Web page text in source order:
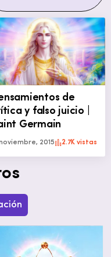
de
y falso juicio |
Germain
2015 2.7K vistas